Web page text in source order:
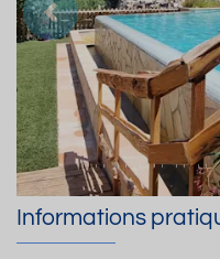
Précedent
Informations